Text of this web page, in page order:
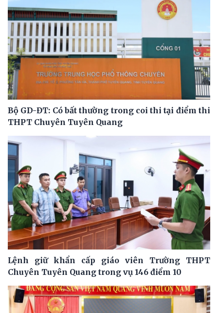
Bộ GD-ĐT: Có bất thường trong coi thi tại điểm thi
THPT Chuyên Tuyên Quang
Lệnh giữ khẩn cấp giáo viên Trường THPT
Chuyên Tuyên Quang trong vụ 146 điểm 10